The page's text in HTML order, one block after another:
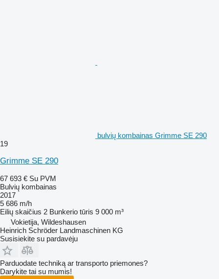
bulvių kombainas Grimme SE 290
19
Grimme SE 290
67 693 € Su PVM
Bulvių kombainas
2017
5 686 m/h
Eilių skaičius 2 Bunkerio tūris 9 000 m³
Vokietija, Wildeshausen
Heinrich Schröder Landmaschinen KG
Susisiekite su pardavėju
Parduodate techniką ar transporto priemones?
Darykite tai su mumis!